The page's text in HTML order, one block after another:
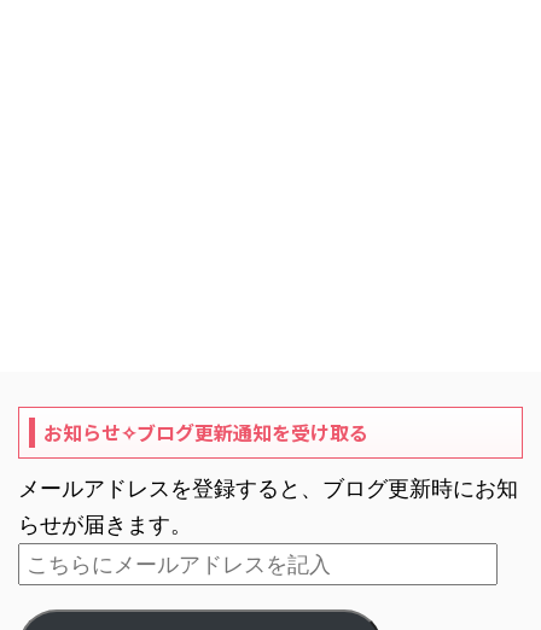
お知らせ✧ブログ更新通知を受け取る
メールアドレスを登録すると、ブログ更新時にお知
らせが届きます。